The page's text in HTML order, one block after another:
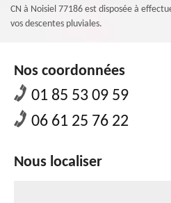
CN à Noisiel 77186 est disposée à
vos descentes pluviales.
Nos coordonnées
01 85 53 09 59
06 61 25 76 22
Nous localiser